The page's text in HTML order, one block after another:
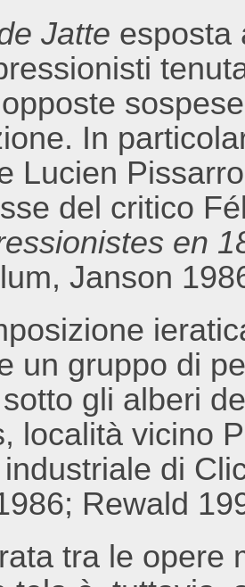
Jatte esposta
In
Lucien
del critico
en
Janson
un gruppo di
gli alberi
località vicino
di
Rewald
tra le opere